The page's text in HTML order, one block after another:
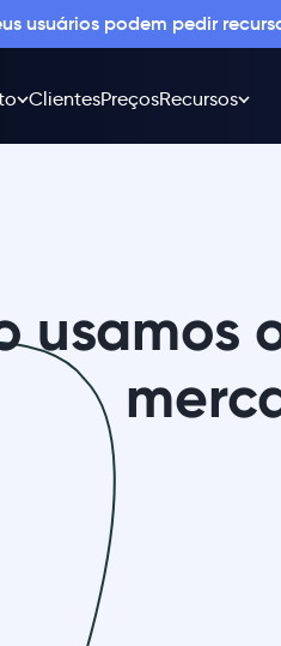
usuários podem pedir
ClientesPreçosRecursos
usamos